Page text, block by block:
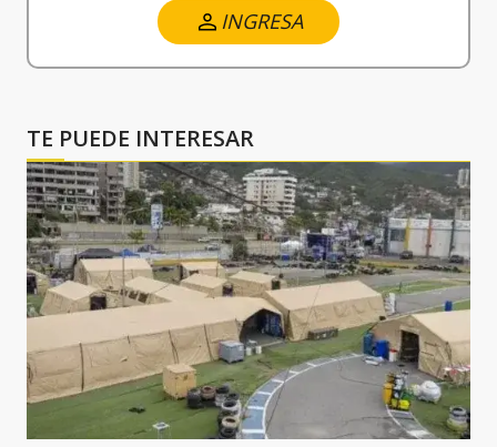
INGRESA
TE PUEDE INTERESAR